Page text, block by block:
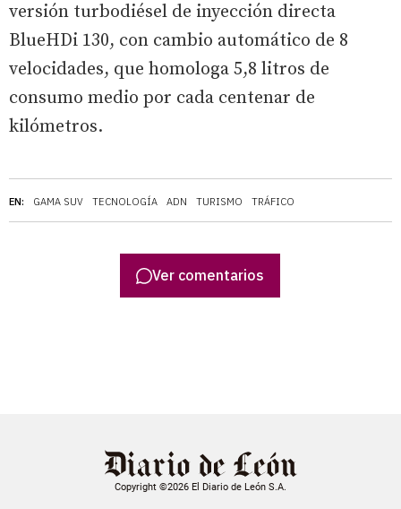
EN: GAMA SUV TECNOLOGÍA ADN TURISMO TRÁFICO
versión turbodiésel de inyección directa
BlueHDi 130, con cambio automático de 8
velocidades, que homologa 5,8 litros de
consumo medio por cada centenar de
kilómetros.
Ver comentarios
Copyright ©2026 El Diario de León S.A.